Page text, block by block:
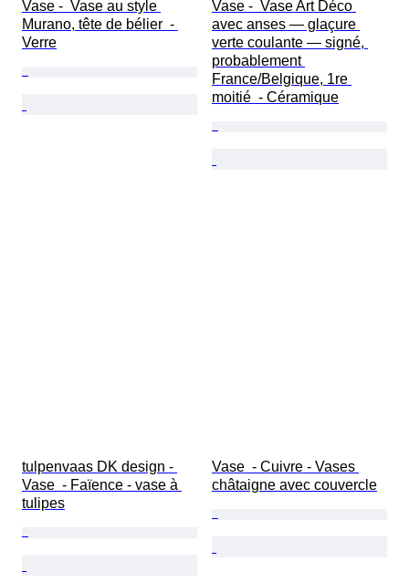
Vase -  Vase au style
Murano, tête de bélier  -
Verre
Vase -  Vase Art Déco
avec anses — glaçure
verte coulante — signé,
probablement
France/Belgique, 1re
moitié  - Céramique
tulpenvaas DK design -
Vase  - Faïence - vase à
tulipes
Vase  - Cuivre - Vases
châtaigne avec couvercle